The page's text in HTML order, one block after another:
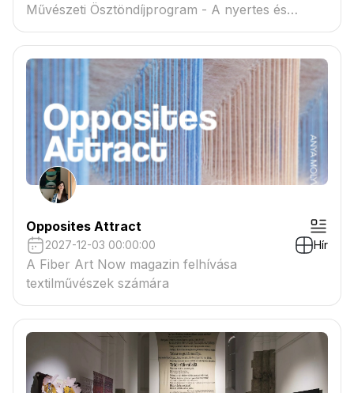
Művészeti Ösztöndíjprogram - A nyertes és
tartaléklistás pályázók névsora megtekinthető a
csatolmányban
Opposites Attract
2027-12-03 00:00:00 Hír
A Fiber Art Now magazin felhívása
textilművészek számára